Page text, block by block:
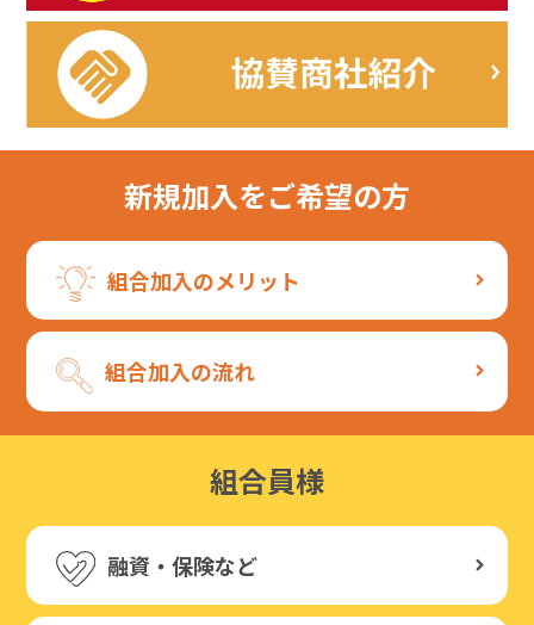
新規加入をご希望の方
組合加入のメリット
組合加入の流れ
組合員様
融資・保険など